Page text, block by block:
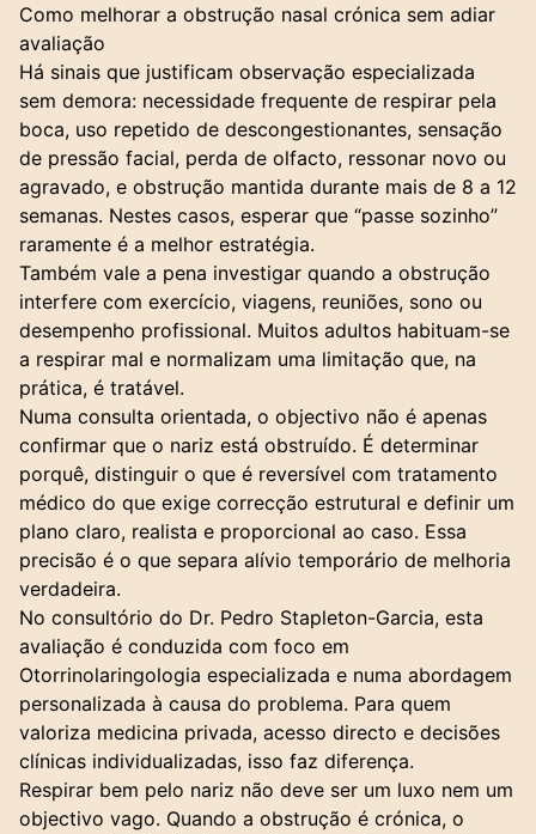
Como melhorar a obstrução nasal crónica sem adiar
avaliação
Há sinais que justificam observação especializada
sem demora: necessidade frequente de respirar pela
boca, uso repetido de descongestionantes, sensação
de pressão facial, perda de olfacto, ressonar novo ou
agravado, e obstrução mantida durante mais de 8 a 12
semanas. Nestes casos, esperar que “passe sozinho”
raramente é a melhor estratégia.
Também vale a pena investigar quando a obstrução
interfere com exercício, viagens, reuniões, sono ou
desempenho profissional. Muitos adultos habituam-se
a respirar mal e normalizam uma limitação que, na
prática, é tratável.
Numa consulta orientada, o objectivo não é apenas
confirmar que o nariz está obstruído. É determinar
porquê, distinguir o que é reversível com tratamento
médico do que exige correcção estrutural e definir um
plano claro, realista e proporcional ao caso. Essa
precisão é o que separa alívio temporário de melhoria
verdadeira.
No consultório do Dr. Pedro Stapleton-Garcia, esta
avaliação é conduzida com foco em
Otorrinolaringologia especializada e numa abordagem
personalizada à causa do problema. Para quem
valoriza medicina privada, acesso directo e decisões
clínicas individualizadas, isso faz diferença.
Respirar bem pelo nariz não deve ser um luxo nem um
objectivo vago. Quando a obstrução é crónica, o